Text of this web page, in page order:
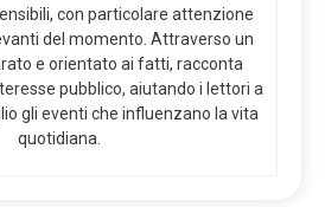
con particolare attenzione
del momento. Attraverso un
e orientato ai fatti, racconta
pubblico, aiutando i lettori a
gli eventi che influenzano la vita
quotidiana.